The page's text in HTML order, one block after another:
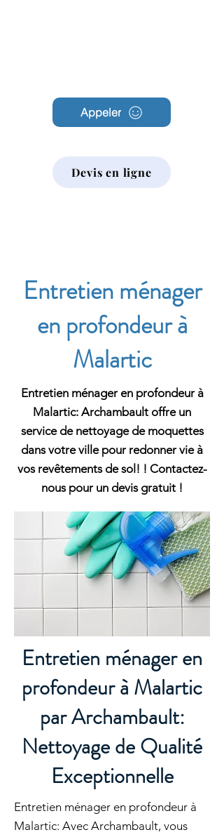
Appeler
Devis en ligne
Entretien ménager
en profondeur à
Malartic
Entretien ménager en profondeur à
Malartic: Archambault offre un
service de nettoyage de moquettes
dans votre ville pour redonner vie à
vos revêtements de sol! ! Contactez-
nous pour un devis gratuit !
Entretien ménager en
profondeur à Malartic
par Archambault:
Nettoyage de Qualité
Exceptionnelle
Entretien ménager en profondeur à
Malartic: Avec Archambault, vous